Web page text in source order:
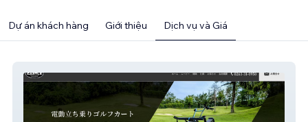
Dự án khách hàng Giới thiệu Dịch vụ và Giá